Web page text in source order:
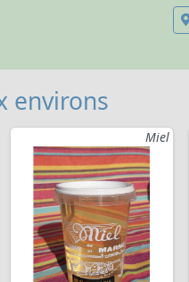
environs
Miel